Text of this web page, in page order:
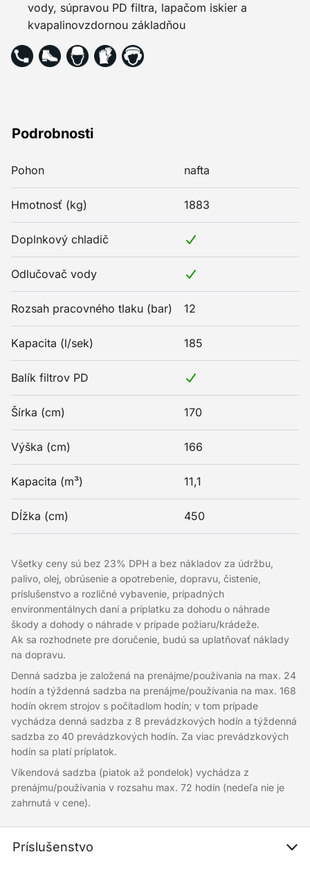
Podrobnosti
Pohon nafta
Hmotnosť (kg) 1883
Doplnkový chladič
Odlučovač vody
Rozsah pracovného tlaku (bar) 12
Kapacita (l/sek) 185
Balík filtrov PD
Šírka (cm) 170
Výška (cm) 166
Kapacita (m³) 11,1
Dĺžka (cm) 450
vody, súpravou PD filtra, lapačom iskier a
kvapalinovzdornou základňou
Všetky ceny sú bez 23% DPH a bez nákladov za údržbu,
palivo, olej, obrúsenie a opotrebenie, dopravu, čistenie,
príslušenstvo a rozličné vybavenie, prípadných
environmentálnych daní a príplatku za dohodu o náhrade
škody a dohody o náhrade v prípade požiaru/krádeže.
Ak sa rozhodnete pre doručenie, budú sa uplatňovať náklady
na dopravu.
Denná sadzba je založená na prenájme/používania na max. 24
hodín a týždenná sadzba na prenájme/používania na max. 168
hodín okrem strojov s počítadlom hodín; v tom prípade
vychádza denná sadzba z 8 prevádzkových hodín a týždenná
sadzba zo 40 prevádzkových hodín. Za viac prevádzkových
hodín sa platí príplatok.
Víkendová sadzba (piatok až pondelok) vychádza z
prenájmu/používania v rozsahu max. 72 hodín (nedeľa nie je
zahrnutá v cene).
Príslušenstvo